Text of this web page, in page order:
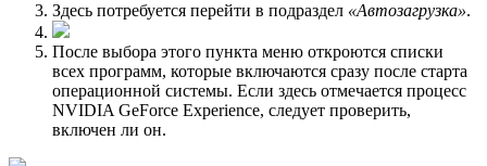
Здесь потребуется перейти в подраздел «Автозагрузка».
После выбора этого пункта меню откроются списки
всех программ, которые включаются сразу после старта
операционной системы. Если здесь отмечается процесс
NVIDIA GeForce Experience, следует проверить,
включен ли он.